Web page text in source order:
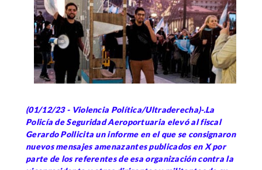
(01/12/23 - Violencia Política/Ultraderecha)-.La
Policía de Seguridad Aeroportuaria elevó al fiscal
Gerardo Pollicita un informe en el que se consignaron
nuevos mensajes amenazantes publicados en X por
parte de los referentes de esa organización contra la